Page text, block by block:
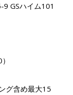
GSハイム101
グ含め最大15